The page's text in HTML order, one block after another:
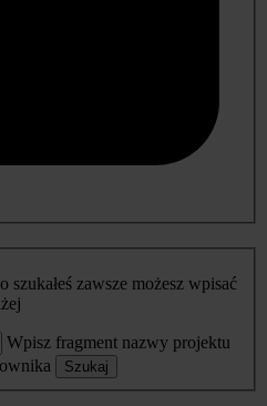
szukałeś zawsze możesz wpisać
Wpisz fragment nazwy projektu
Szukaj